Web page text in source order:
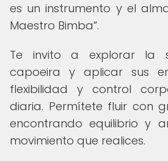
es un instrumento y el
Maestro Bimba .
Te invito a explorar la
capoeira y aplicar sus
flexibilidad y control
diaria. Permítete fluir con
encontrando equilibrio y
movimiento que realices.